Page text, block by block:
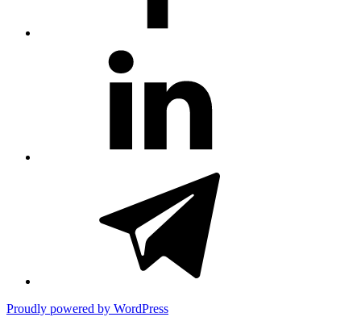
Proudly powered by WordPress